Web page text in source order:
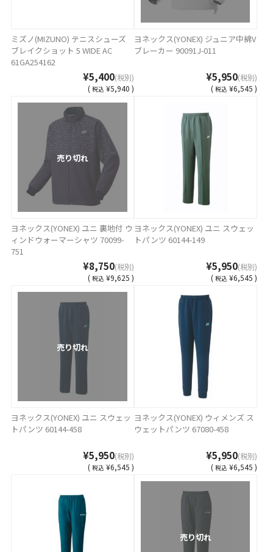
ミズノ(MIZUNO) テニスシューズ
ブレイクショット 5 WIDE AC
61GA254162
¥5,400(税別)
( 税込 ¥5,940 )
ヨネックス(YONEX) ジュニア中綿V
ブレーカー 90091J-011
¥5,950(税別)
( 税込 ¥6,545 )
売り切れ
ヨネックス(YONEX) ユニ 裏地付 ウ
ィンドウォーマーシャツ 70099-
751
¥8,750(税別)
( 税込 ¥9,625 )
ヨネックス(YONEX) ユニ スウェッ
トパンツ 60144-149
¥5,950(税別)
( 税込 ¥6,545 )
売り切れ
ヨネックス(YONEX) ユニ スウェッ
トパンツ 60144-458
¥5,950(税別)
( 税込 ¥6,545 )
ヨネックス(YONEX) ウィメンズ ス
ウェットパンツ 67080-458
¥5,950(税別)
( 税込 ¥6,545 )
売り切れ